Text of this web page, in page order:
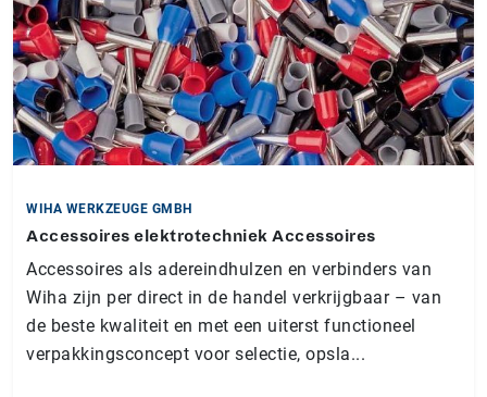
WIHA WERKZEUGE GMBH
Accessoires elektrotechniek Accessoires
Accessoires als adereindhulzen en verbinders van
Wiha zijn per direct in de handel verkrijgbaar – van
de beste kwaliteit en met een uiterst functioneel
verpakkingsconcept voor selectie, opsla...